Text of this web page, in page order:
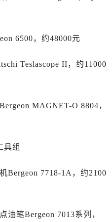
江苏省南通市崇川区工农路57号圆融广场写字楼16层1603室江诗丹顿售后服务中心（需提前预约）
广西省南宁市青秀区金湖路59号地王大厦12楼1224室江诗丹顿售后服务中心（需提前预约）
吉林省长春市朝阳区西安大路727号中银大厦A座(旺进大厦)18层09室江诗丹顿售后服务中心（需提前预约）
河北省石家庄市长安区中山东路39号勒泰中心写字楼B座13层07室江诗丹顿售后服务中心（需提前预约）
6500，约48000元
Teslascope II，约11000
MAGNET-O 8804，
具组
Bergeon 7718-1A，约2100
油笔Bergeon 7013系列，